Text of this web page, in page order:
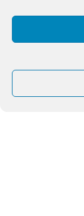
Rejoignez
Password: